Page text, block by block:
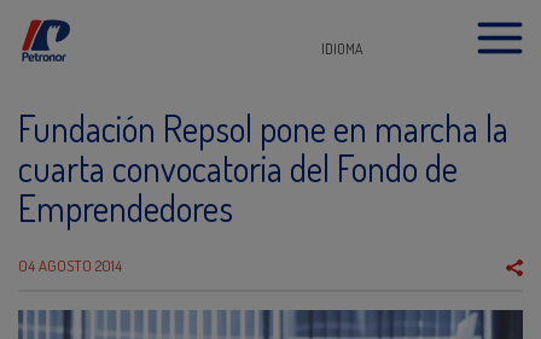
IDIOMA
Fundación Repsol pone en marcha la
cuarta convocatoria del Fondo de
Emprendedores
04 AGOSTO 2014